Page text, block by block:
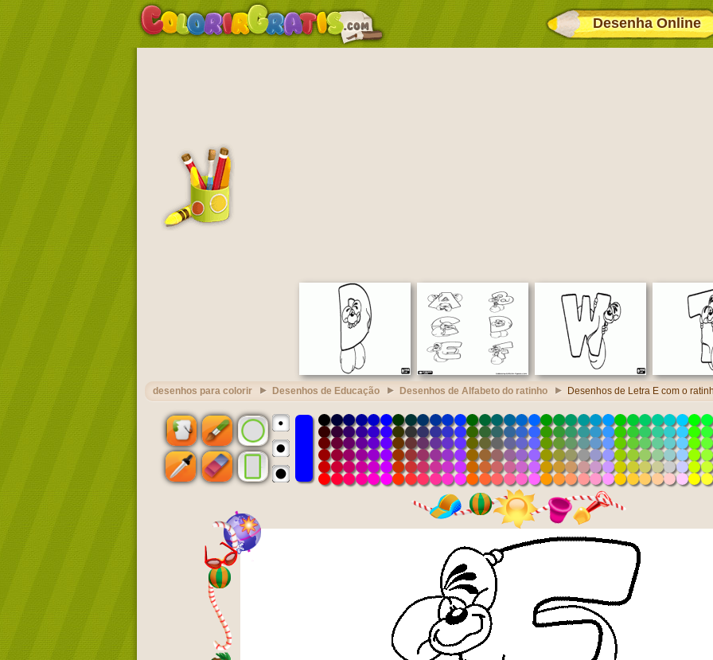
Desenha Online
desenhos para colorir Desenhos de Educação Desenhos de Alfabeto do ratinho Desenhos de Letra E com o